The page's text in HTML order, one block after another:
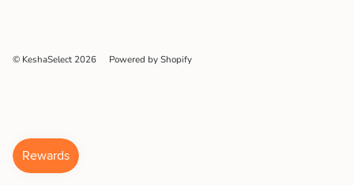
© KeshaSelect 2026 Powered by Shopify